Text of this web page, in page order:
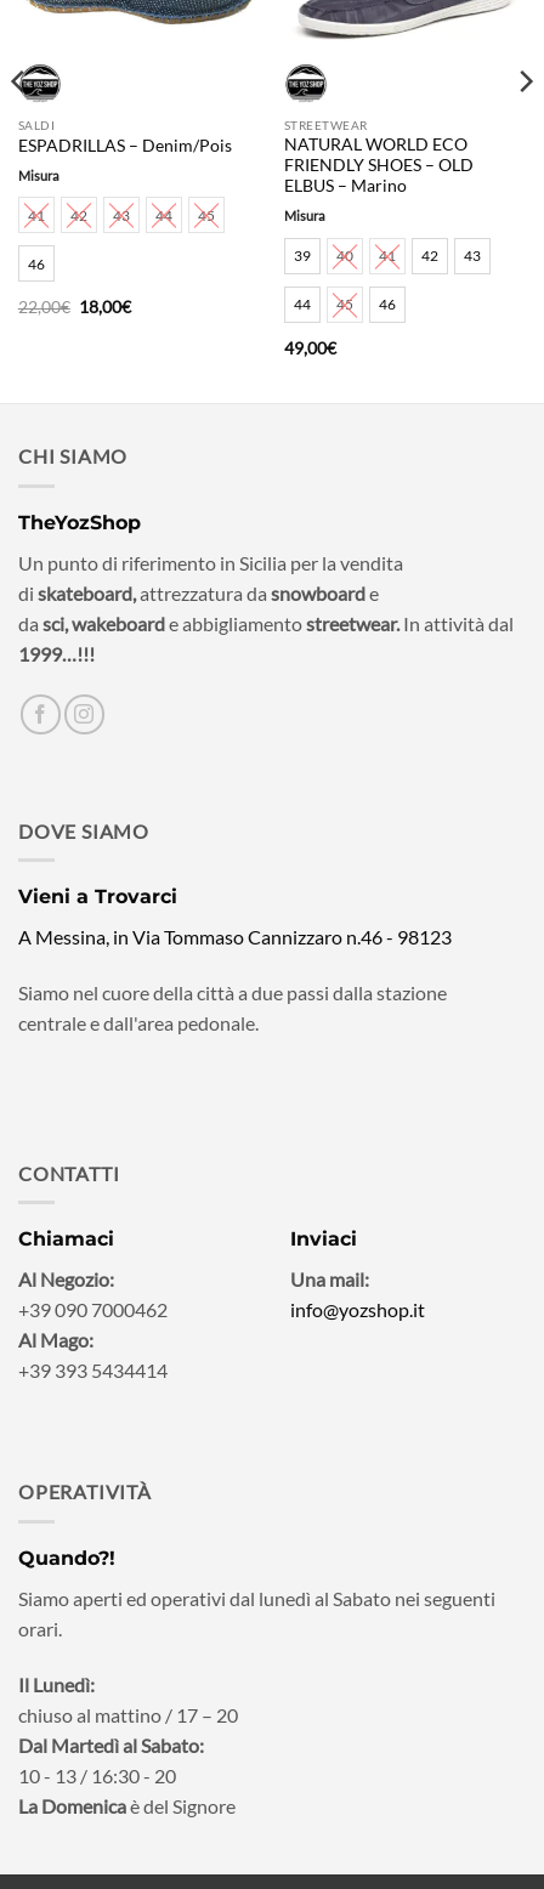
SALDI
ESPADRILLAS – Denim/Pois
Misura
41 42 43 44 45
46
22,00€ Il
prezzo
18,00€Il
STREETWEAR
NATURAL WORLD ECO
FRIENDLY SHOES – OLD
ELBUS – Marino
Misura
39 40 41 42 43
44 45 46
49,00€
CHI SIAMO
TheYozShop
Un punto di riferimento in Sicilia per la vendita
di skateboard,attrezzatura da snowboarde
da sci,wakeboarde abbigliamentostreetwear.In attività dal
1999…!!!
DOVE SIAMO
Vieni a Trovarci
A Messina, in Via Tommaso Cannizzaro n.46 - 98123
Siamo nel cuore della città a due passi dalla stazione
centrale e dall'area pedonale.
CONTATTI
Chiamaci
Al Negozio:
+39 090 7000462
Al Mago:
+39 393 5434414
Inviaci
Una mail:
info@yozshop.it
OPERATIVITÀ
Quando?!
Siamo aperti ed operativi dal lunedì al Sabato nei seguenti
orari.
Il Lunedì:
chiuso al mattino / 17 – 20
Dal Martedì al Sabato:
10 - 13 / 16:30 - 20
La Domenicaè del Signore